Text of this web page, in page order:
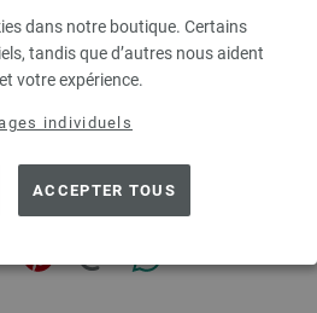
dans notre boutique. Certains
tandis que d’autres nous aident
votre expérience.
individuels
ACCEPTER TOUS
(col. 2) jaune (col. 4), en rose (col. 3),
menthe (col. 10) ; crochets n° 7 et 8
mais pas le magazine, sont livrés
forme papier !
CETTE PAGE